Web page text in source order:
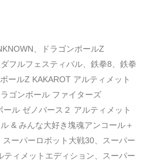
、ドラゴンボールZ
フルフェスティバル、鉄拳8、鉄拳
ールZ KAKAROT アルティメット
ゴンボール ファイターズ
ル ゼノバース２ アルティメット
& みんな大好き塊魂アンコール＋
ーパーロボット大戦30、スーパー
ティメットエディション、スーパー